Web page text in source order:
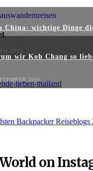
China- wichtige Dinge
2015
wir Koh Chang so
2016
on